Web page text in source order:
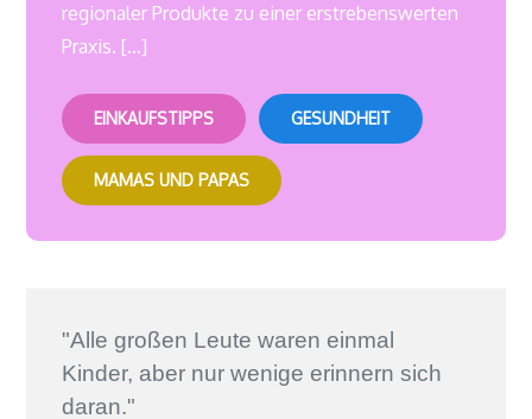
regionaler Produkte zu einer erstrebenswerten
Praxis. […]
EINKAUFSTIPPS GESUNDHEIT
MAMAS UND PAPAS
"Alle großen Leute waren einmal
Kinder, aber nur wenige erinnern sich
daran."